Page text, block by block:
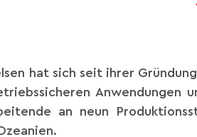
hat sich seit ihrer
an neun